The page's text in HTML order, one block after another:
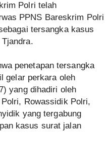
Polri telah
PPNS Bareskrim Polri
tersangka kasus
penetapan tersangka
gelar perkara oleh
yang dihadiri oleh
Rowassidik Polri,
yang tergabung
kasus surat jalan